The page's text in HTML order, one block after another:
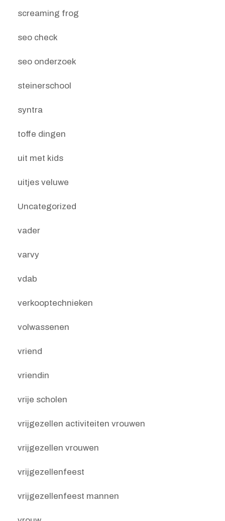
screaming frog
seo check
seo onderzoek
steinerschool
syntra
toffe dingen
uit met kids
uitjes veluwe
Uncategorized
vader
varvy
vdab
verkooptechnieken
volwassenen
vriend
vriendin
vrije scholen
vrijgezellen activiteiten vrouwen
vrijgezellen vrouwen
vrijgezellenfeest
vrijgezellenfeest mannen